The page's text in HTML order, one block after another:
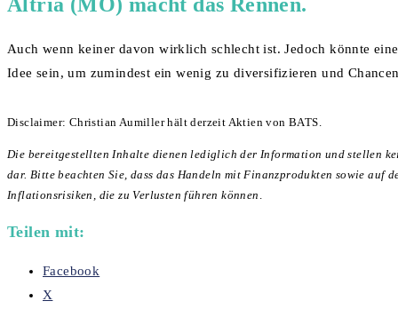
Auch wenn keiner davon wirklich schlecht ist. Jedoch könnte
Idee sein, um zumindest ein wenig zu diversifizieren und
Disclaimer: Christian Aumiller hält derzeit Aktien von BATS.
Die bereitgestellten Inhalte dienen lediglich der Information und stellen
dar. Bitte beachten Sie, dass das Handeln mit Finanzprodukten sowie
Inflationsrisiken, die zu Verlusten führen können
Teilen mit:
Facebook
X